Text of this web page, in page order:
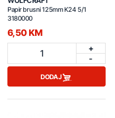
Papir brusni 125mm K24 5/1
3180000
6,50 KM
1
+
-
DODAJ